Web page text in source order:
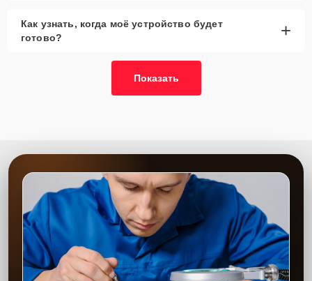
Как узнать, когда моё устройство будет
готово?
+
Показать